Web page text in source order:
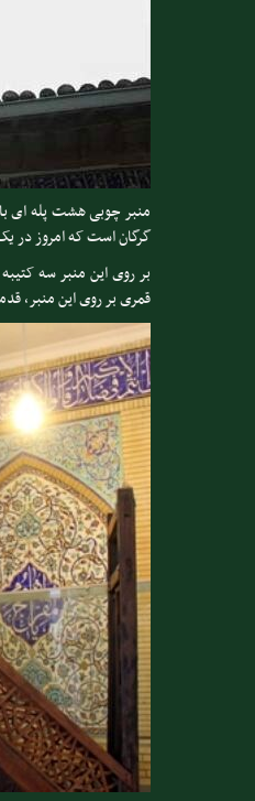
گرگان است که امروز
قمری بر روی این منبر،